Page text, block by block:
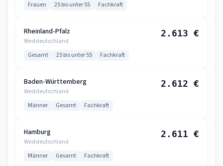
Frauen 25 bis unter 55 Fachkraft
Rheinland-Pfalz
Westdeutschland
2.613 €
Gesamt 25 bis unter 55 Fachkraft
Baden-Württemberg
Westdeutschland
2.612 €
Männer Gesamt Fachkraft
Hamburg
Westdeutschland
2.611 €
Männer Gesamt Fachkraft